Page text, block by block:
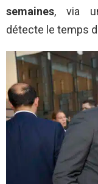
semaines, via
détecte le temps